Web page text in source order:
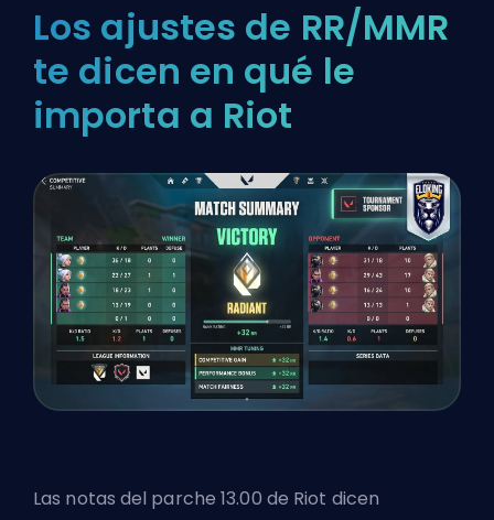
Los ajustes de RR/MMR
te dicen en qué le
importa a Riot
Las notas del parche 13.00 de Riot dicen